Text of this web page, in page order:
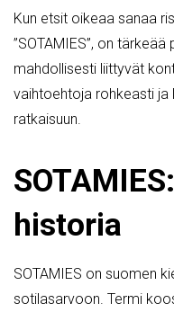
Kun etsit oikeaa sanaa
”SOTAMIES”, on
mahdollisesti liittyvät
vaihtoehtoja rohkeasti
ratkaisuun.
historia
SOTAMIES on suomen
sotilasarvoon. Termi